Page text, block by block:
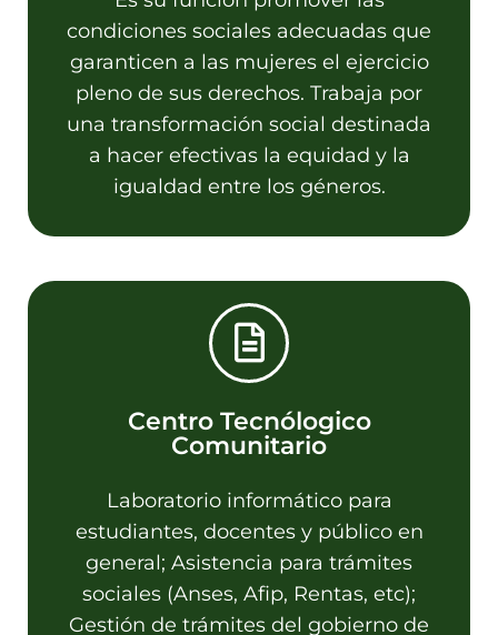
condiciones sociales adecuadas que
garanticen a las mujeres el ejercicio
pleno de sus derechos. Trabaja por
una transformación social destinada
a hacer efectivas la equidad y la
igualdad entre los géneros.
Centro Integrador Comunitario - Av.
San Martin esq. Formosa - Tel:
03548-452005 - Email:
consejodelamujer@lacumbre.gob.ar
Centro Tecnólogico
Comunitario
Laboratorio informático para
estudiantes, docentes y público en
general; Asistencia para trámites
sociales (Anses, Afip, Rentas, etc);
Gestión de trámites del gobierno de
Contacto
Caraffa 300 1° piso - Tel: 03548-
451601 - Email:
ctc@lacumbre.gob.ar